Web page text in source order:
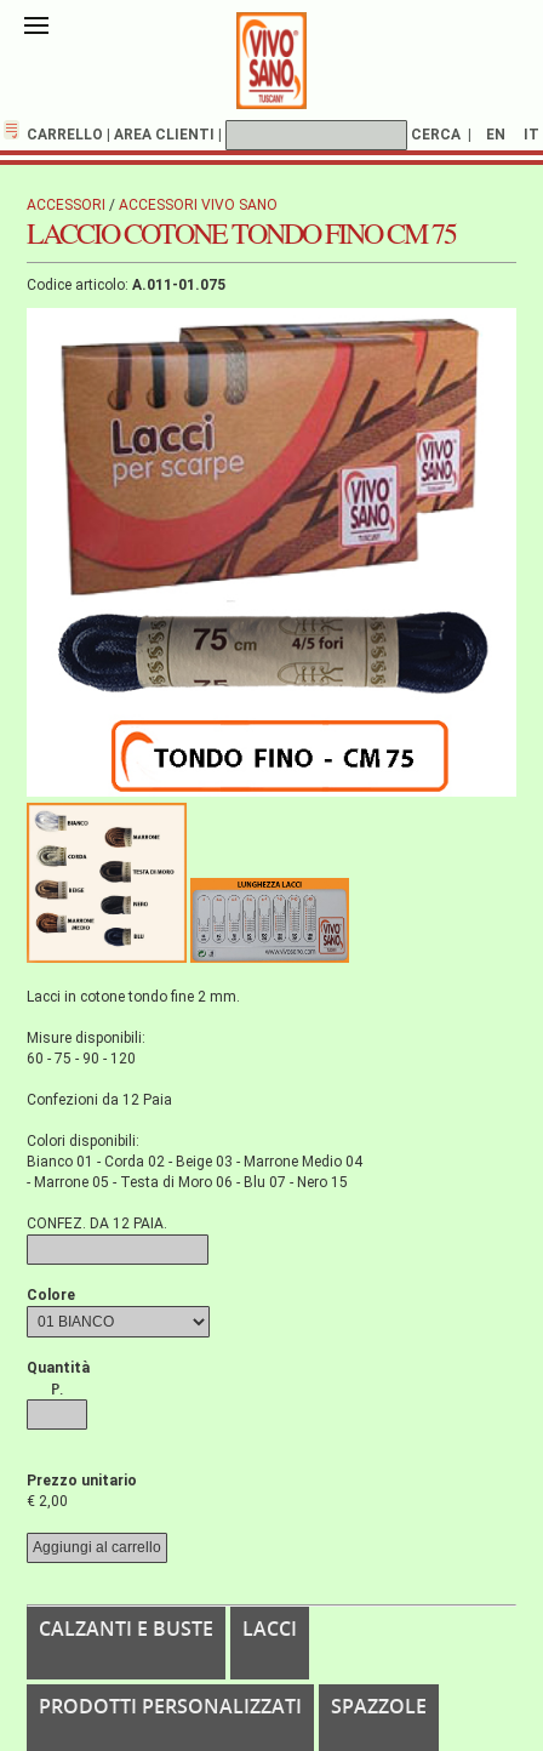
CARRELLO AREA CLIENTI CERCA EN IT
ACCESSORI /ACCESSORI VIVO SANO
LACCIO COTONE TONDO FINO CM 75
Codice articolo:A.011-01.075
Lacci in cotone tondo fine 2 mm.
Misure disponibili:
60 - 75 - 90 - 120
Confezioni da 12 Paia
Colori disponibili:
Bianco 01 - Corda 02 - Beige 03 - Marrone Medio 04
- Marrone 05 - Testa di Moro 06 - Blu 07 - Nero 15
CONFEZ. DA 12 PAIA.
Colore
Quantità
P.
Prezzo unitario
€ 2,00
CALZANTI E BUSTE LACCI
PRODOTTI PERSONALIZZATI SPAZZOLE